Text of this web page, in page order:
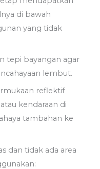
di bawah
yang tidak
tepi bayangan agar
lembut.
reflektif
kendaraan di
tambahan ke
dan tidak ada area